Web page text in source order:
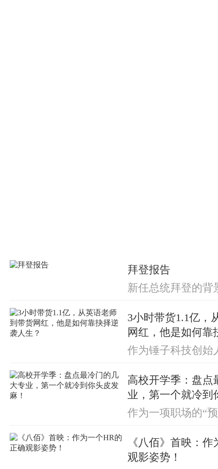
拜登报告
新任总统拜登的背
3小时带货1.1亿，
网红，他是如何靠
作为锤子科技创始
高校开学季：盘点
业，第一个就冷到
作为一项职场的“
《八佰》首映：
观影姿势！